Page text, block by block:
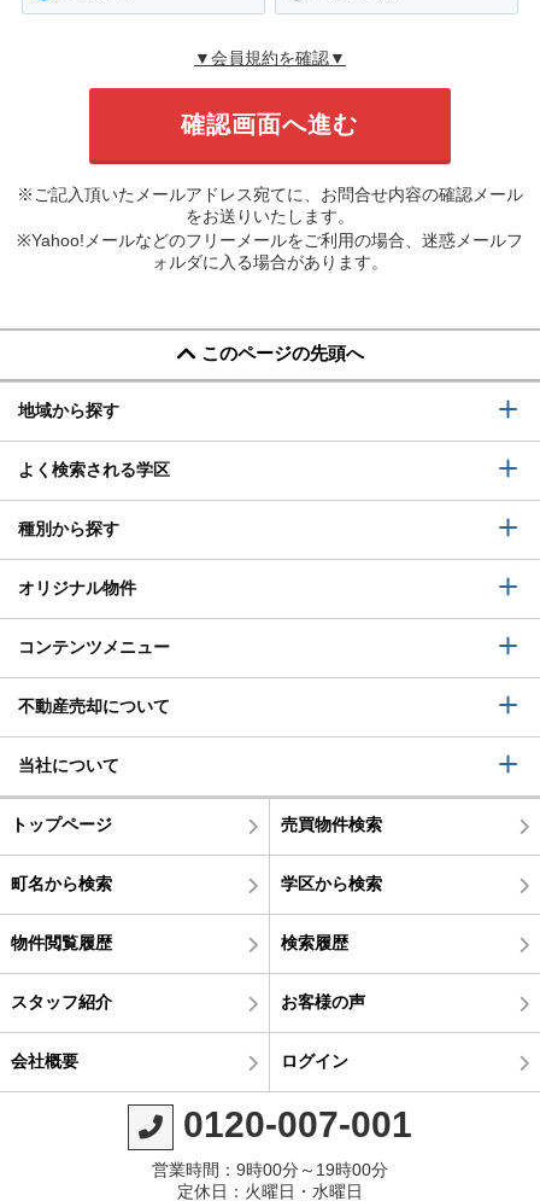
▼会員規約を確認▼
※ご記入頂いたメールアドレス宛てに、お問合せ内容の確認メール
をお送りいたします。
※Yahoo!メールなどのフリーメールをご利用の場合、迷惑メールフ
ォルダに入る場合があります。
このページの先頭へ
地域から探す
よく検索される学区
種別から探す
オリジナル物件
コンテンツメニュー
不動産売却について
当社について
トップページ 売買物件検索
町名から検索 学区から検索
物件閲覧履歴 検索履歴
スタッフ紹介 お客様の声
会社概要 ログイン
0120-007-001
営業時間：9時00分～19時00分
定休日：火曜日・水曜日